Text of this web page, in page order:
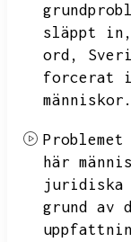
släppt in,
ord,
forcerat
människor.
här
juridiska
grund av